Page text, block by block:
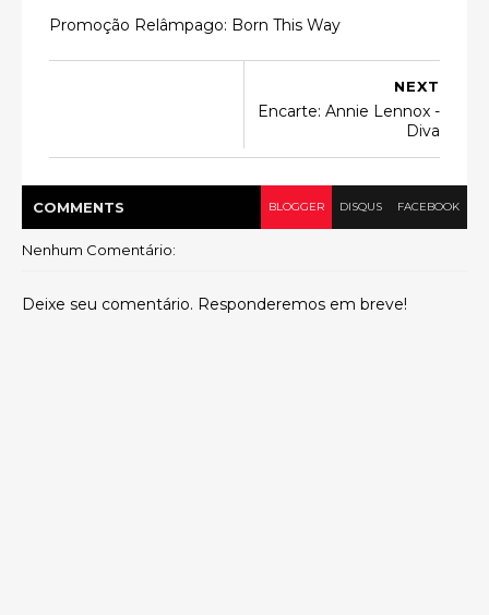
Promoção Relâmpago: Born This Way
NEXT
Encarte: Annie Lennox -
Diva
COMMENTS BLOGGER DISQUS FACEBOOK
Nenhum Comentário:
Deixe seu comentário. Responderemos em breve!